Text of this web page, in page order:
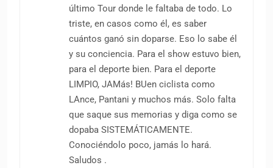
último Tour donde le faltaba de todo. Lo
triste, en casos como él, es saber
cuántos ganó sin doparse. Eso lo sabe él
y su conciencia. Para el show estuvo bien,
para el deporte bien. Para el deporte
LIMPIO, JAMás! BUen ciclista como
LAnce, Pantani y muchos más. Solo falta
que saque sus memorias y diga como se
dopaba SISTEMÁTICAMENTE.
Conociéndolo poco, jamás lo hará.
Saludos .